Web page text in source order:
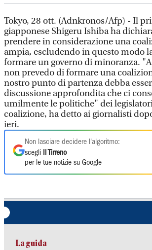
Tokyo, 28 ott. (Adnkronos/Afp) - Il
giapponese Shigeru Ishiba ha
prendere in considerazione una
ampia, escludendo in questo modo
formare un governo di minoranza.
non prevedo di formare una
nostro punto di partenza debba
discussione approfondita che ci
umilmente le politiche" dei
coalizione, ha detto ai giornalisti
ieri.
Non lasciare decidere l'algoritmo:
scegli
Il Tirreno
per le tue notizie su Google
La guida